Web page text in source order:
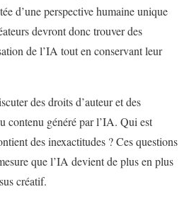
d’une perspective humaine unique
devront donc trouver des
de l’IA tout en conservant leur
des droits d’auteur et des
contenu généré par l’IA. Qui est
des inexactitudes ? Ces questions
que l’IA devient de plus en plus
créatif.